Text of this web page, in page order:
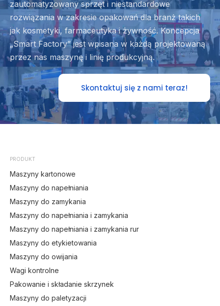
zautomatyzowany sprzęt i niestandardowe
rozwiązania w zakresie opakowań dla branż takich
jak kosmetyki, farmaceutyka i żywność. Koncepcja
„Smart Factory” jest wpisana w każdą projektowaną
przez nas maszynę i linię produkcyjną.
Skontaktuj się z nami teraz!
PRODUKT
Maszyny kartonowe
Maszyny do napełniania
Maszyny do zamykania
Maszyny do napełniania i zamykania
Maszyny do napełniania i zamykania rur
Maszyny do etykietowania
Maszyny do owijania
Wagi kontrolne
Pakowanie i składanie skrzynek
Maszyny do paletyzacji